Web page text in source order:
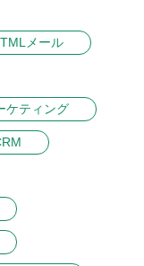
メール
ケティング